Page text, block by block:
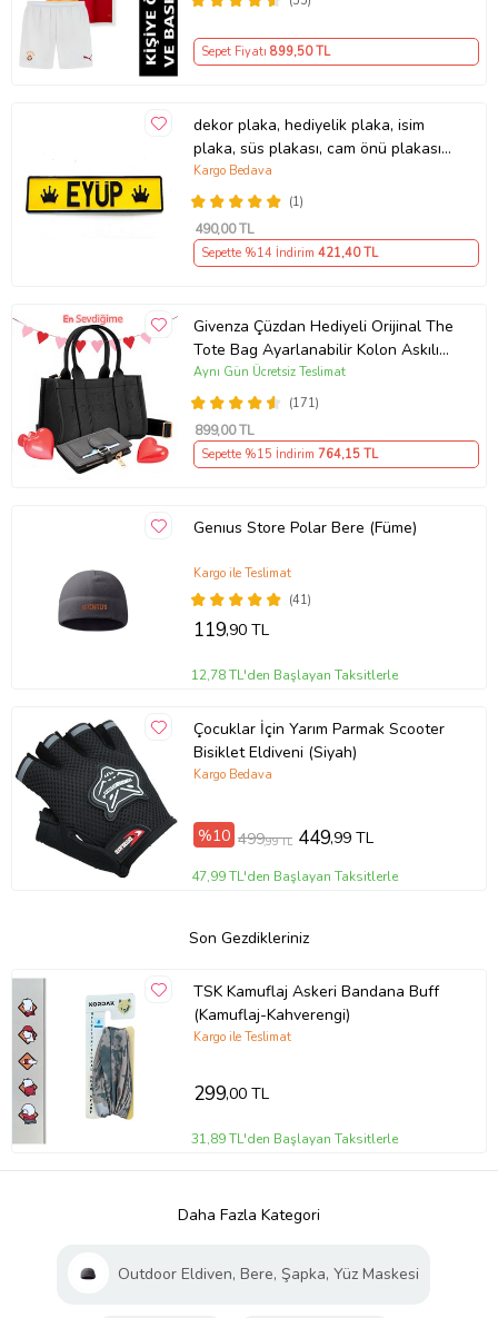
Sepet Fiyatı 899,50 TL
dekor plaka, hediyelik plaka, isim
plaka, süs plakası, cam önü plakası,
tırcı plakası (Sarı-Siyah)
(1)
Kargo Bedava
490,00 TL
Sepette %14 İndirim 421,40 TL
Givenza Çüzdan Hediyeli Orijinal The
Tote Bag Ayarlanabilir Kolon Askılı
Yumuşak Deri Çapraz Mini El Kol ve
Omuz Çantası (Siyah)
(171)
Aynı Gün Ücretsiz Teslimat
899,00 TL
Sepette %15 İndirim 764,15 TL
Genıus Store Polar Bere (Füme)
(41)
Kargo ile Teslimat
119,90 TL
12,78 TL'den Başlayan Taksitlerle
Çocuklar İçin Yarım Parmak Scooter
Bisiklet Eldiveni (Siyah)
Kargo Bedava
%10 499,99 TL 449,99 TL
47,99 TL'den Başlayan Taksitlerle
Son Gezdikleriniz
TSK Kamuflaj Askeri Bandana Buff
(Kamuflaj-Kahverengi)
Kargo ile Teslimat
299,00 TL
31,89 TL'den Başlayan Taksitlerle
Daha Fazla Kategori
Outdoor Eldiven, Bere, Şapka, Yüz Maskesi